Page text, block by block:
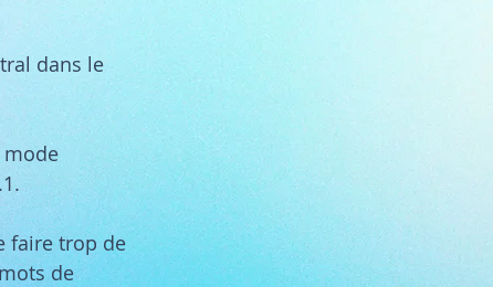
dans le
mode
faire trop de
de